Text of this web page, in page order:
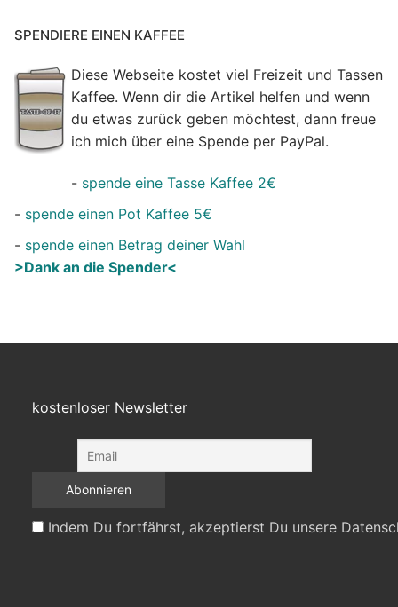
SPENDIERE EINEN KAFFEE
Diese Webseite kostet viel Freizeit und Tassen
Kaffee. Wenn dir die Artikel helfen und wenn
du etwas zurück geben möchtest, dann freue
ich mich über eine Spende per PayPal.
- spende eine Tasse Kaffee 2€
- spende einen Pot Kaffee 5€
- spende einen Betrag deiner Wahl
>Dank an die Spender<
kostenloser Newsletter
Indem Du fortfährst, akzeptierst Du unsere